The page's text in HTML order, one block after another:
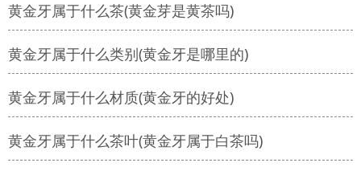
黄金牙属于什么茶(黄金芽是黄茶吗)
黄金牙属于什么类别(黄金牙是哪里的)
黄金牙属于什么材质(黄金牙的好处)
黄金牙属于什么茶叶(黄金牙属于白茶吗)